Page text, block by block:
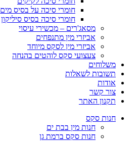
חומרי סיכה על בסיס מים
חומרי סיכה בסיס סיליקון
מסאג'רים – מכשירי עיסוי
אביזרי מין מתנפחים
אביזרי מין לסקס מיוחד
צעצועי סקס לוהטים בהנחה
משלוחים
תשובות לשאלות
אודות
צור קשר
תקנון האתר
חנות סקס
חנות מין בבת ים
חנות סקס ברמת גן